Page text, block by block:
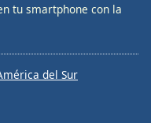
tu smartphone con la
del Sur